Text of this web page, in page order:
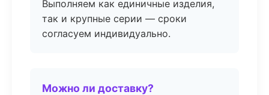
Выполняем как единичные изделия,
так и крупные серии — сроки
согласуем индивидуально.
Можно ли доставку?